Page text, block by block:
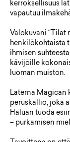
kerroksellisuus
vapautuu
Valokuvani “Tilat
henkilökohtaista
ihmisen
kävijöille
luoman muiston.
Laterna Magican
peruskallio, joka
Haluan tuoda
– purkamisen